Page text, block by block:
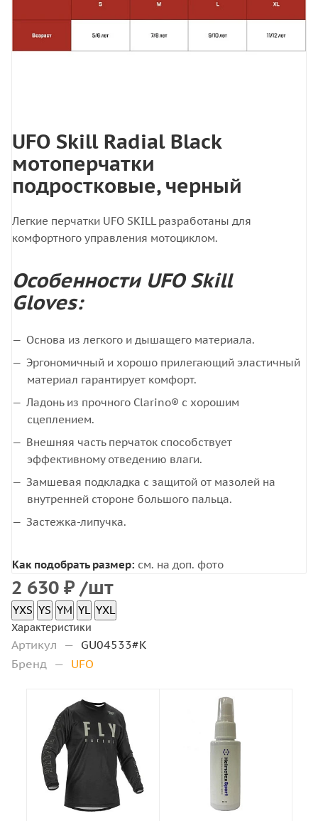
UFO Skill Radial Black
мотоперчатки
подростковые, черный
Легкие перчатки UFO SKILL разработаны для
комфортного управления мотоциклом.
Особенности UFO Skill
Gloves:
Основа из легкого и дышащего материала.
Эргономичный и хорошо прилегающий эластичный
материал гарантирует комфорт.
Ладонь из прочного Clarino® с хорошим
сцеплением.
Внешняя часть перчаток способствует
эффективному отведению влаги.
Замшевая подкладка с защитой от мазолей на
внутренней стороне большого пальца.
Застежка-липучка.
Как подобрать размер: см. на доп. фото
2 630 ₽ /шт
YXS YS YM YL YXL
Характеристики
Артикул — GU04533#K
Бренд — UFO